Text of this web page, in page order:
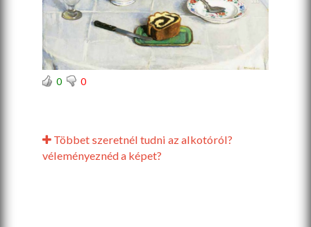
0 0
Többet szeretnél tudni az alkotóról?
véleményeznéd a képet?